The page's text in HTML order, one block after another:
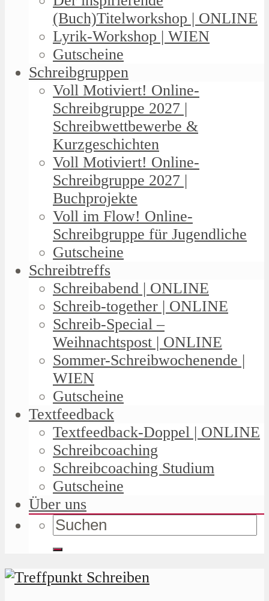
(Buch)Titelworkshop | ONLINE
Lyrik-Workshop | WIEN
Gutscheine
Schreibgruppen
Voll Motiviert! Online-
Schreibgruppe 2027 |
Schreibwettbewerbe &
Kurzgeschichten
Voll Motiviert! Online-
Schreibgruppe 2027 |
Buchprojekte
Voll im Flow! Online-
Schreibgruppe für Jugendliche
Gutscheine
Schreibtreffs
Schreibabend | ONLINE
Schreib-together | ONLINE
Schreib-Special –
Weihnachtspost | ONLINE
Sommer-Schreibwochenende |
WIEN
Gutscheine
Textfeedback
Textfeedback-Doppel | ONLINE
Schreibcoaching
Schreibcoaching Studium
Gutscheine
Über uns